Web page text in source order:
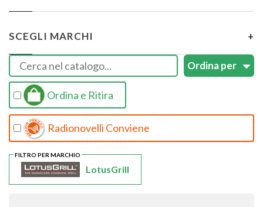
SCEGLI MARCHI +
Ordina e Ritira
Radionovelli Conviene
LotusGrill
FILTRO PER MARCHIO